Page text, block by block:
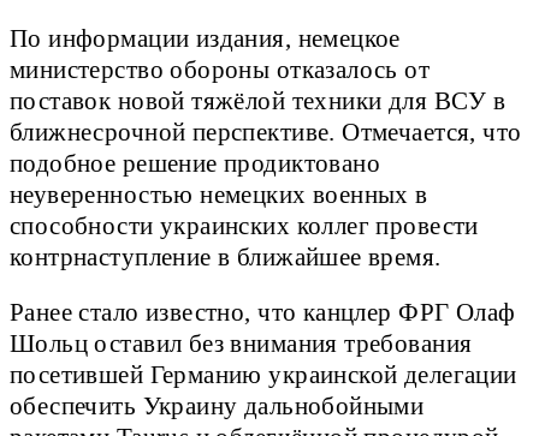
По информации издания, немецкое
министерство обороны отказалось от
поставок новой тяжёлой техники для ВСУ в
ближнесрочной перспективе. Отмечается, что
подобное решение продиктовано
неуверенностью немецких военных в
способности украинских коллег провести
контрнаступление в ближайшее время.
Ранее стало известно, что канцлер ФРГ Олаф
Шольц оставил без внимания требования
посетившей Германию украинской делегации
обеспечить Украину дальнобойными